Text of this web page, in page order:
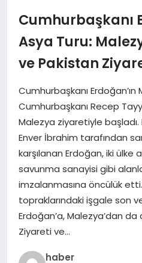
GÜNDEM
MAGAZIN
SAĞLIK
TEKNOLOJI
Cumhurbaşkanı
Asya Turu:
ve Pakistan
Cumhurbaşkanı
Cumhurbaşkanı Recep
Malezya ziyaretiyle başladı.
Enver İbrahim tarafından
karşılanan Erdoğan, iki ülke
savunma sanayisi gibi
imzalanmasına öncülük etti.
topraklarındaki işgale son
Erdoğan’a, Malezya’dan
Ziyareti ve…
haber